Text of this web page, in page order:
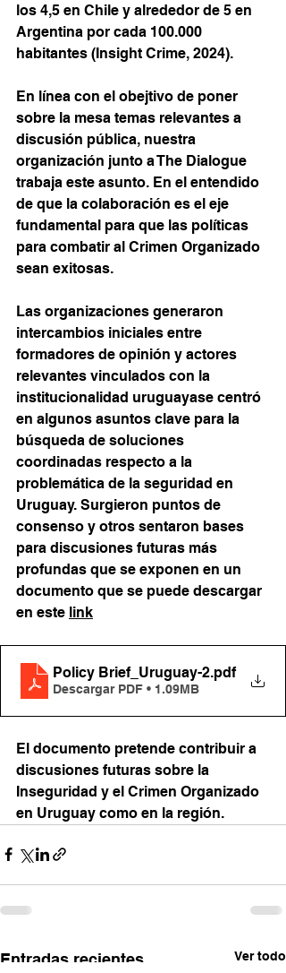
los 4,5 en Chile y alrededor de 5 en
Argentina por cada 100.000
habitantes (Insight Crime, 2024).
En línea con el obejtivo de poner
sobre la mesa temas relevantes a
discusión pública, nuestra
organización junto a The Dialogue
trabaja este asunto. En el entendido
de que la colaboración es el eje
fundamental para que las políticas
para combatir al Crimen Organizado
sean exitosas.
Las organizaciones generaron
intercambios iniciales entre
formadores de opinión y actores
relevantes vinculados con la
institucionalidad uruguayase centró
en algunos asuntos clave para la
búsqueda de soluciones
coordinadas respecto a la
problemática de la seguridad en
Uruguay. Surgieron puntos de
consenso y otros sentaron bases
para discusiones futuras más
profundas que se exponen en un
documento que se puede descargar
en este link
Policy Brief_Uruguay-2.pdf
Descargar PDF • 1.09MB
El documento pretende contribuir a
discusiones futuras sobre la
Inseguridad y el Crimen Organizado
en Uruguay como en la región.
Entradas recientes Ver todo